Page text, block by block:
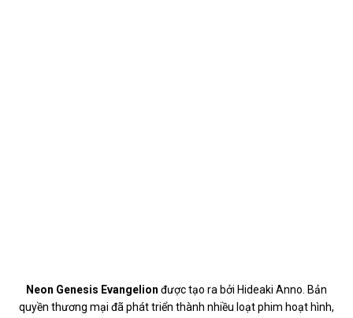
Neon Genesis Evangelion được tạo ra bởi Hideaki Anno. Bản
quyền thương mại đã phát triển thành nhiều loạt phim hoạt hình,